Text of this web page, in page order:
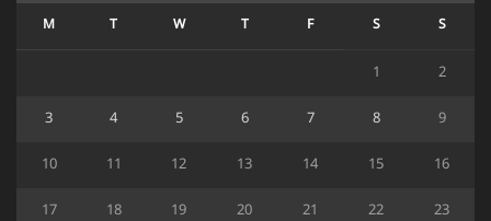
M T W T F S S
1 2
3 4 5 6 7 8 9
10 11 12 13 14 15 16
17 18 19 20 21 22 23